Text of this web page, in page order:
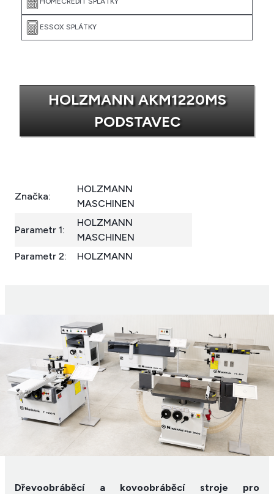
HOLZMANN AKM1220MS
PODSTAVEC
Značka:
HOLZMANN
MASCHINEN
Parametr 1:
HOLZMANN
MASCHINEN
Parametr 2:
HOLZMANN
Dřevoobráběcí a kovoobráběcí stroje pro